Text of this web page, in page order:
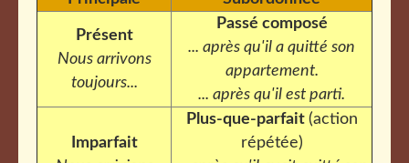
Présent
Nous arrivons
toujours...
Passé composé
... après qu'il a quitté son
appartement.
... après qu'il est parti.
Imparfait
Plus-que-parfait (action
répétée)